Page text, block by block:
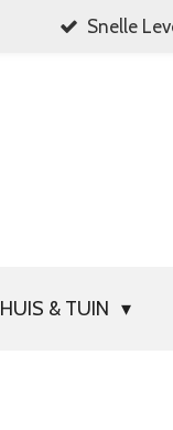
Snelle
HUIS & TUIN